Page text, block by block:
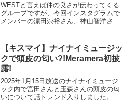
WESTと言えば仲の良さが伝わってくる
グループですが、今回インスタグラムで
メンバーの濵田崇裕さん、神山智洋さん
した。【流星のまね!】インスタのストー
リーをまねしてる？ま...
【キスマイ】ナイナイミュージッ
クで頭皮の匂い?!Meramera初披
露!
2025年1月15日放送のナイナイミュージ
ック内で宮田さんと玉森さんの頭皮の匂
いについて話トレンド入りしました。新